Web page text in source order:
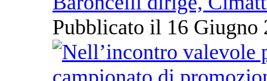
Pubblicato il 16 Giugno